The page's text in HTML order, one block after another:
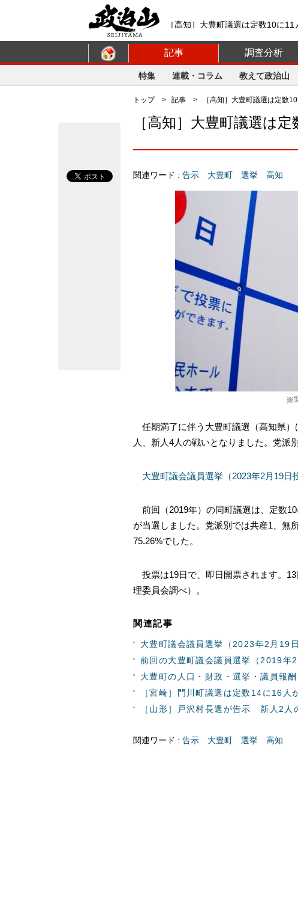
［高知］大豊町議選は定数10に
記事 調査分析
特集 連載・コラム 教えて政治山
トップ> 記事 > ［高知］大豊町議選は定数
［高知］大豊町議選は
関連ワード : 告示 大豊町 選挙 高知
※
任期満了に伴う大豊町議選（高知県）
人、新人4人の戦いとなりました。党派
大豊町議会議員選挙（2023年2月19日
前回（2019年）の同町議選は、定数
が当選しました。党派別では共産1、無
75.26%でした。
投票は19日で、即日開票されます。
理委員会調べ）。
関連記事
大豊町議会議員選挙（2023年2月19
前回の大豊町議会議員選挙（2019年
大豊町の人口・財政・選挙・議員報酬
［宮崎］門川町議選は定数14に16人
［山形］戸沢村長選が告示 新人2人
関連ワード : 告示 大豊町 選挙 高知